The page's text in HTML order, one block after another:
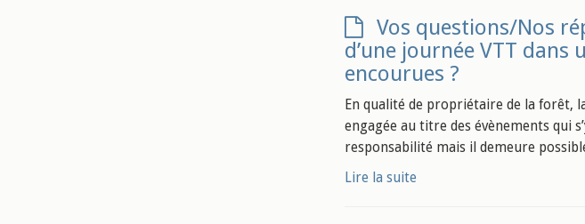
Vos questions/Nos
d’une journée VTT
encourues ?
En qualité de propriétaire de la forêt,
engagée au titre des évènements qui
responsabilité mais il demeure
Lire la suite